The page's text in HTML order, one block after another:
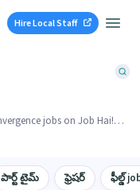
Hire Local Staff
jobs on Job Hai!
పార్ట్ టైమ్ ఫ్రెషర్ ఫీల్డ్